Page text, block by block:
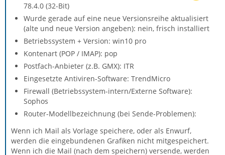
78.4.0 (32-Bit)
Wurde gerade auf eine neue Versionsreihe aktualisiert
(alte und neue Version angeben): nein, frisch installiert
Betriebssystem + Version: win10 pro
Kontenart (POP / IMAP): pop
Postfach-Anbieter (z.B. GMX): ITR
Eingesetzte Antiviren-Software: TrendMicro
Firewall (Betriebssystem-intern/Externe Software):
Sophos
Router-Modellbezeichnung (bei Sende-Problemen):
Wenn ich Mail als Vorlage speichere, oder als Enwurf,
werden die eingebundenen Grafiken nicht mitgespeichert.
Wenn ich die Mail (nach dem speichern) versende, werden